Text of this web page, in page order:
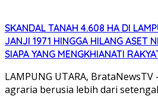
SKANDAL TANAH 4.608 HA DI
JANJI 1971 HINGGA HILANG ASET
SIAPA YANG MENGKHIANATI
LAMPUNG UTARA,
agraria berusia lebih dari